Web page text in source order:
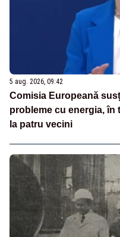
5 aug. 2026, 09:42
Comisia Europeană
probleme cu energia, în
la patru vecini